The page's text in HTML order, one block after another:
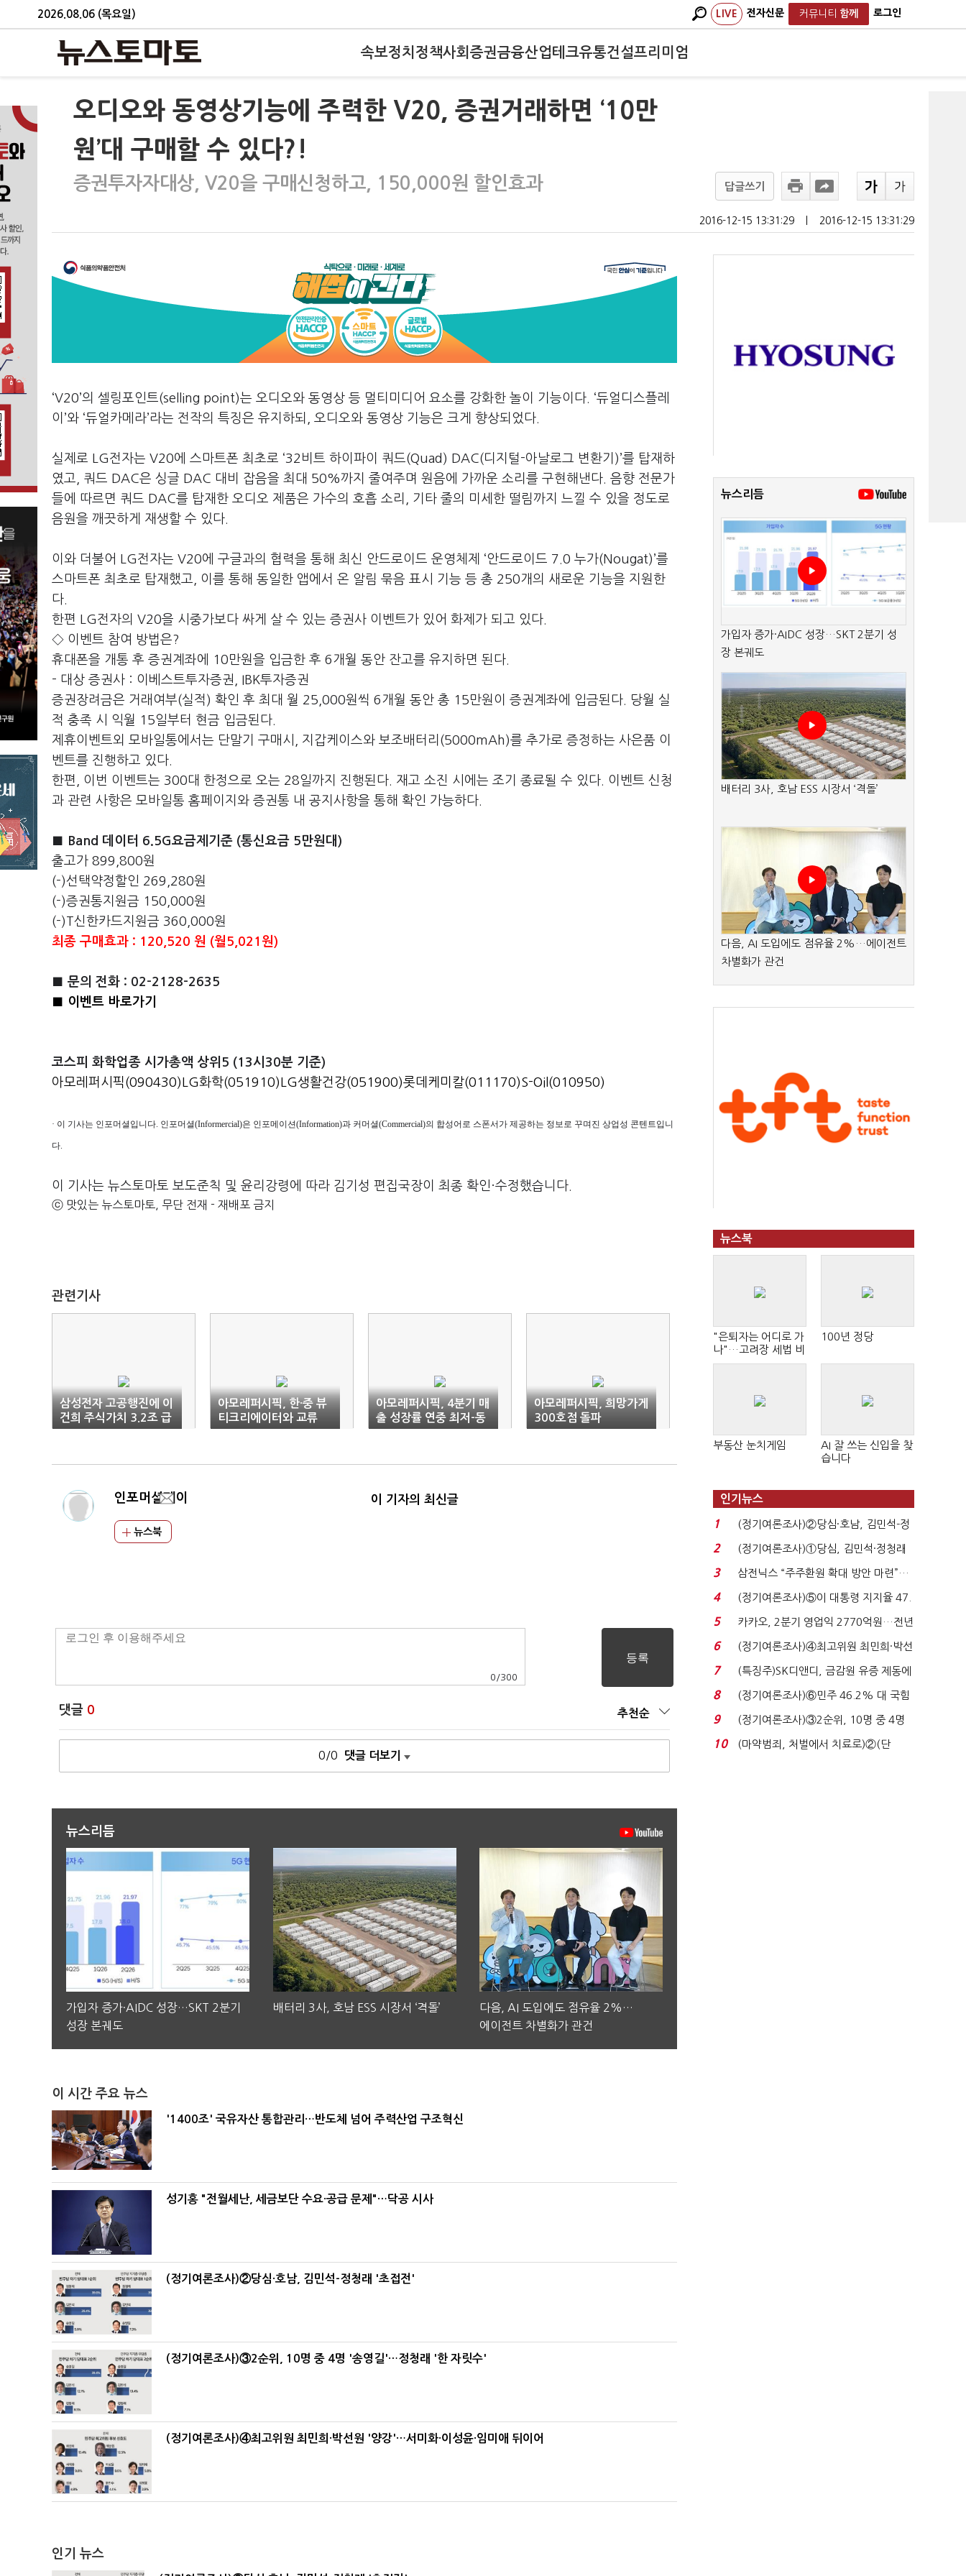
2026.08.06 (목요일) LIVE 전자신문 커뮤니티 함께 로그인
속보정치 정책사회 증권금융산업테크유통건설프리미엄
오디오와 동영상기능에 주력한 V20, 증권거래하면 ‘10만
원’대 구매할 수 있다?!
증권투자자대상, V20을 구매신청하고, 150,000원 할인효과 답글쓰기
2016-12-15 13:31:29 2016-12-15 13:31:29
‘V20’의 셀링포인트(selling point)는 오디오와 동영상 등 멀티미디어 요소를 강화한 놀이 기능이다. ‘듀얼디스플레
이’와 ‘듀얼카메라’라는 전작의 특징은 유지하되, 오디오와 동영상 기능은 크게 향상되었다.
실제로 LG전자는 V20에 스마트폰 최초로 ‘32비트 하이파이 쿼드(Quad) DAC(디지털-아날로그 변환기)’를 탑재하
였고, 쿼드 DAC은 싱글 DAC 대비 잡음을 최대 50%까지 줄여주며 원음에 가까운 소리를 구현해낸다. 음향 전문가
들에 따르면 쿼드 DAC를 탑재한 오디오 제품은 가수의 호흡 소리, 기타 줄의 미세한 떨림까지 느낄 수 있을 정도로
음원을 깨끗하게 재생할 수 있다.
이와 더불어 LG전자는 V20에 구글과의 협력을 통해 최신 안드로이드 운영체제 ‘안드로이드 7.0 누가(Nougat)’를
스마트폰 최초로 탑재했고, 이를 통해 동일한 앱에서 온 알림 묶음 표시 기능 등 총 250개의 새로운 기능을 지원한
다.
한편 LG전자의 V20을 시중가보다 싸게 살 수 있는 증권사 이벤트가 있어 화제가 되고 있다.
◇ 이벤트 참여 방법은?
휴대폰을 개통 후 증권계좌에 10만원을 입금한 후 6개월 동안 잔고를 유지하면 된다.
- 대상 증권사 : 이베스트투자증권, IBK투자증권
증권장려금은 거래여부(실적) 확인 후 최대 월 25,000원씩 6개월 동안 총 15만원이 증권계좌에 입금된다. 당월 실
적 충족 시 익월 15일부터 현금 입금된다.
제휴이벤트외 모바일통에서는 단말기 구매시, 지갑케이스와 보조배터리(5000mAh)를 추가로 증정하는 사은품 이
벤트를 진행하고 있다.
한편, 이번 이벤트는 300대 한정으로 오는 28일까지 진행된다. 재고 소진 시에는 조기 종료될 수 있다. 이벤트 신청
과 관련 사항은 모바일통 홈페이지와 증권통 내 공지사항을 통해 확인 가능하다.
■ Band 데이터 6.5G요금제기준 (통신요금 5만원대)
출고가 899,800원
(-)선택약정할인 269,280원
(-)증권통지원금 150,000원
(-)T신한카드지원금 360,000원
최종 구매효과 : 120,520 원 (월5,021원)
■ 문의 전화 : 02-2128-2635
■ 이벤트 바로가기
코스피 화학업종 시가총액 상위5 (13시30분 기준)
아모레퍼시픽(090430)
LG화학(051910) LG생활건강(051900)롯데케미칼(011170)S-Oil(010950)
· 이 기사는 인포머셜입니다. 인포머셜(Informercial)은 인포메이션(Information)과 커머셜(Commercial)의 합성어로 스폰서가 제공하는 정보로 꾸며진 상업성 콘텐트입니
다.
이 기사는 뉴스토마토 보도준칙 및 윤리강령에 따라 김기성 편집국장이 최종 확인·수정했습니다.
ⓒ 맛있는 뉴스토마토, 무단 전재 - 재배포 금지
관련기사
삼성전자 고공행진에 이
건희 주식가치 3.2조 급
증
아모레퍼시픽, 한·중 뷰
티크리에이터와 교류
아모레퍼시픽, 4분기 매
출 성장률 연중 최저-동
부증권
아모레퍼시픽, 희망가게
300호점 돌파
인포머셜페이
뉴스북
이 기자의 최신글
0 /300
댓글 0 추천순
0/0 댓글 더보기
뉴스리듬
가입자 증가·AIDC 성장…SKT 2분기
성장 본궤도
배터리 3사, 호남 ESS 시장서 ‘격돌’
다음, AI 도입에도 점유율 2%…
에이전트 차별화가 관건
이 시간 주요 뉴스
'1400조' 국유자산 통합관리…반도체 넘어 주력산업 구조혁신
성기홍 "전월세난, 세금보단 수요·공급 문제"…닥공 시사
(정기여론조사)②당심·호남, 김민석-정청래 '초접전'
(정기여론조사)③2순위, 10명 중 4명 '송영길'…정청래 '한 자릿수'
(정기여론조사)④최고위원 최민희·박선원 '양강'…서미화·이성윤·임미애 뒤이어
인기 뉴스
뉴스리듬
가입자 증가·AIDC 성장…SKT 2분기 성
장 본궤도
배터리 3사, 호남 ESS 시장서 ‘격돌’
다음, AI 도입에도 점유율 2%…에이전트
차별화가 관건
뉴스북
"은퇴자는 어디로 가
나"…고려장 세법 비
판 확산
100년 정당
부동산 눈치게임
AI 잘 쓰는 신입을 찾
습니다
인기뉴스
1
(정기여론조사)②당심·호남, 김민석-정
청래 '초접전'...
2
(정기여론조사)①당심, 김민석·정청래
'초접전'…대통령 ...
3
삼전닉스 “주주환원 확대 방안 마련”…
로이터에 성명...
4
(정기여론조사)⑤이 대통령 지지율 47.
7%…일주일 만에 ...
5
카카오, 2분기 영업익 2770억원…전년
비 36% 증가...
6
(정기여론조사)④최고위원 최민희·박선
원 '양강'…서미...
7
(특징주)SK디앤디, 금감원 유증 제동에
장 초반 상한가...
8
(정기여론조사)⑥민주 46.2% 대 국힘
31.0%…오차범위 밖 ...
9
(정기여론조사)③2순위, 10명 중 4명
'송영길'…정청래 '한 ...
10
(마약범죄, 처벌에서 치료로)②(단